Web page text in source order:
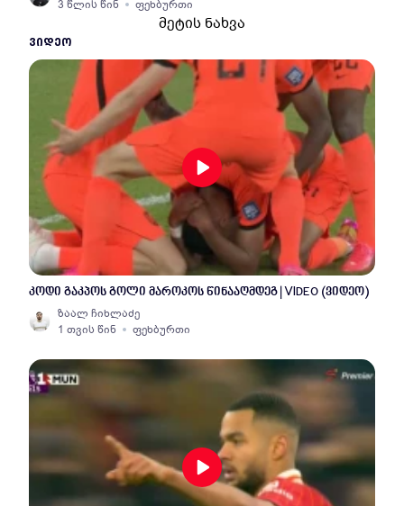
3 წლის წინ
ფეხბურთი
მეტის ნახვა
ᲕᲘᲓᲔᲝ
კოდი გაკპოს გოლი მაროკოს წინააღმდეგ | VIDEO (ვიდეო)
ზაალ ჩიხლაძე
1 თვის წინ
ფეხბურთი